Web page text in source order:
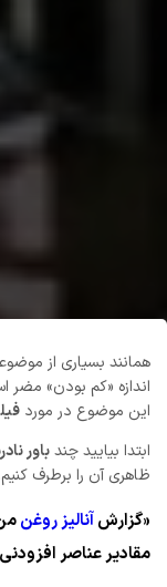
همانند بسیاری از
اندازه «کم بودن» مضر
این موضوع در مورد
ابتدا بیایید چندباور
ظاهری آن را برطرف کنیم.
«گزارشآنالیز روغن
مقادیر عناصر